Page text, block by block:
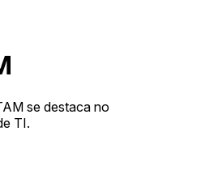
se destaca no
TI.